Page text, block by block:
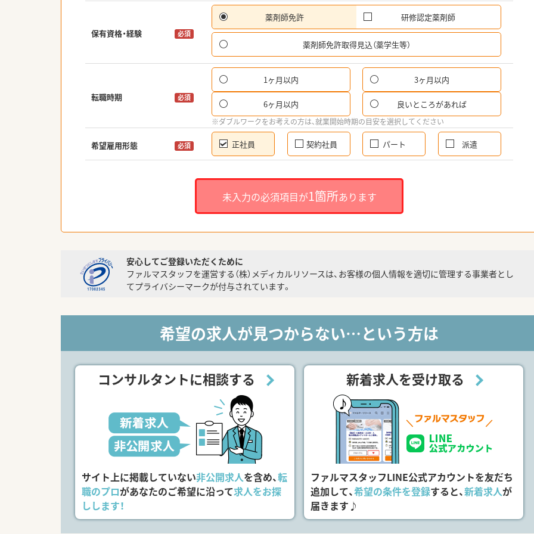
保有資格・経験 必須
薬剤師免許 研修認定薬剤師
薬剤師免許取得見込（薬学生等）
転職時期 必須
1ヶ月以内 3ヶ月以内
6ヶ月以内 良いところがあれば
※ダブルワークをお考えの方は、就業開始時期の目安を選択してください
希望雇用形態 必須 正社員 契約社員 パート 派遣
未入力の必須項目が1箇所あります
安心してご登録いただくために
ファルマスタッフを運営する（株）メディカルリソースは、お客様の個人情報を適切に管理する事業者とし
てプライバシーマークが付与されています。
希望の求人が見つからない…という方は
コンサルタントに相談する
サイト上に掲載していない非公開求人を含め、転
職のプロがあなたのご希望に沿って求人をお探
しします！
新着求人を受け取る
ファルマスタッフLINE公式アカウントを友だち
追加して、希望の条件を登録すると、新着求人が
届きます♪